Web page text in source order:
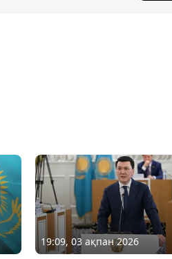
19:09, 03 ақпан 2026